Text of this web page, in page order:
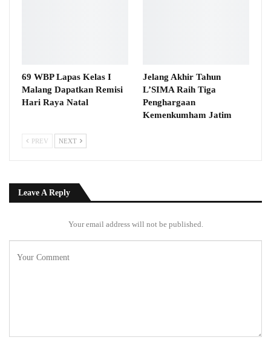
69 WBP Lapas Kelas I
Malang Dapatkan Remisi
Hari Raya Natal
Jelang Akhir Tahun
L’SIMA Raih Tiga
Penghargaan
Kemenkumham Jatim
PREV NEXT
Leave A Reply
Your email address will not be published.